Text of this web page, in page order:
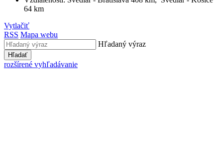
64 km
Vytlačiť
RSS Mapa webu
Hľadaný výraz
Hľadať
rozšírené vyhľadávanie